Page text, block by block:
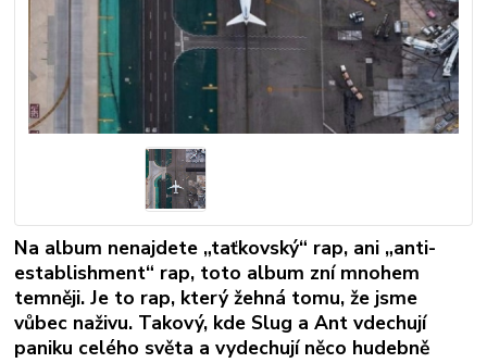
Na album nenajdete „taťkovský“ rap, ani „anti-
establishment“ rap, toto album zní mnohem
temněji. Je to rap, který žehná tomu, že jsme
vůbec naživu. Takový, kde Slug a Ant vdechují
paniku celého světa a vydechují něco hudebně